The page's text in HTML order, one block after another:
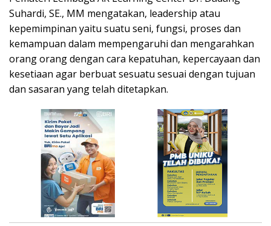
Suhardi, SE., MM mengatakan, leadership atau
kepemimpinan yaitu suatu seni, fungsi, proses dan
kemampuan dalam mempengaruhi dan mengarahkan
orang orang dengan cara kepatuhan, kepercayaan dan
kesetiaan agar berbuat sesuatu sesuai dengan tujuan
dan sasaran yang telah ditetapkan.